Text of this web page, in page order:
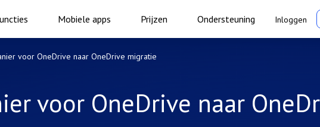
Mobiele apps Prijzen Ondersteuning Inloggen
voor OneDrive naar OneDrive migratie
voor OneDrive naar